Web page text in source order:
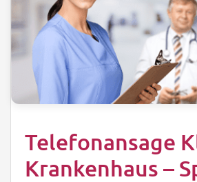
Telefonansage
Krankenhaus –